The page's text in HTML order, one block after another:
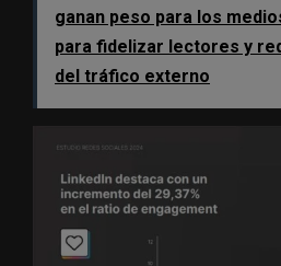
ganan peso para los
para fidelizar lectores y
del tráfico externo